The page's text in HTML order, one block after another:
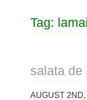
Tag:
salata de
AUGUST